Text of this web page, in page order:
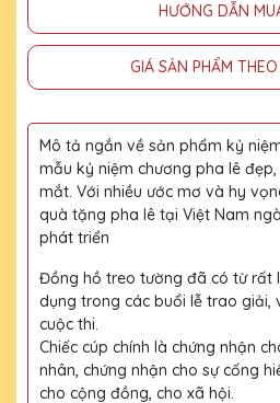
HƯỚNG DẪN
GIÁ SẢN PHẨM
Mô tả ngắn về sản phẩm kỷ
mẫu kỷ niệm chương pha lê
mắt. Với nhiều ước mơ và hy
quà tặng pha lê tại Việt Nam
phát triển
Đồng hồ treo tường đã có từ rất
dụng trong các buổi lễ trao giải,
cuộc thi.
Chiếc cúp chính là chứng nhận
nhân, chứng nhận cho sự cống
cho cộng đồng, cho xã hội.